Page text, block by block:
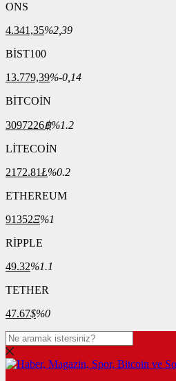
ONS
4.341,35%2,39
BİST100
13.779,39%-0,14
BİTCOİN
3097226฿%1.2
LİTECOİN
2172.81Ł%0.2
ETHEREUM
91352Ξ%1
RİPPLE
49.32%1.1
TETHER
47.67$%0